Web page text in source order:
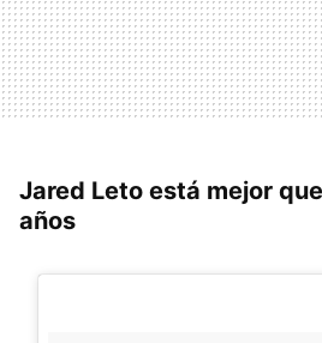
Jared Leto está mejor
años